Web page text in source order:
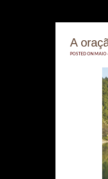
A
POSTED ON MAIO